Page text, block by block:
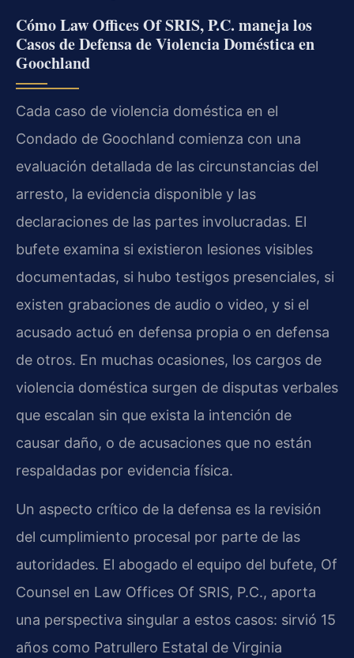
Cómo Law Offices Of SRIS, P.C. maneja los
Casos de Defensa de Violencia Doméstica en
Goochland
Cada caso de violencia doméstica en el
Condado de Goochland comienza con una
evaluación detallada de las circunstancias del
arresto, la evidencia disponible y las
declaraciones de las partes involucradas. El
bufete examina si existieron lesiones visibles
documentadas, si hubo testigos presenciales, si
existen grabaciones de audio o video, y si el
acusado actuó en defensa propia o en defensa
de otros. En muchas ocasiones, los cargos de
violencia doméstica surgen de disputas verbales
que escalan sin que exista la intención de
causar daño, o de acusaciones que no están
respaldadas por evidencia física.
Un aspecto crítico de la defensa es la revisión
del cumplimiento procesal por parte de las
autoridades. El abogado el equipo del bufete, Of
Counsel en Law Offices Of SRIS, P.C., aporta
una perspectiva singular a estos casos: sirvió 15
años como Patrullero Estatal de Virginia